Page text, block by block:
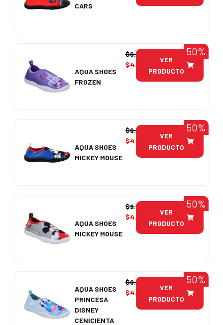
CARS
50%
AQUA SHOES
FROZEN
$9.990
$4.995
VER
PRODUCTO
50%
AQUA SHOES
MICKEY MOUSE
$9.990
$4.995
VER
PRODUCTO
50%
AQUA SHOES
MICKEY MOUSE
$9.990
$4.995
VER
PRODUCTO
50%
AQUA SHOES
PRINCESA
DISNEY
CENICIENTA
$9.990
$4.995
VER
PRODUCTO